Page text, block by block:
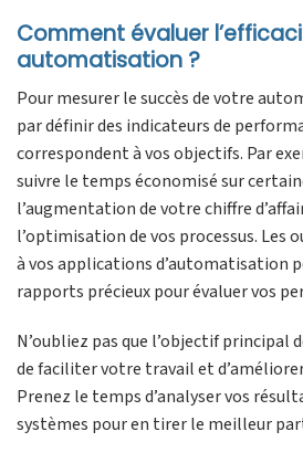
Comment évaluer
automatisation ?
Pour mesurer le succès de votre
par définir des indicateurs de
correspondent à vos objectifs. Par
suivre le temps économisé sur
l’augmentation de votre chiffre
l’optimisation de vos processus. Les
à vos applications d’automatisation
rapports précieux pour évaluer vos
N’oubliez pas que l’objectif principal
de faciliter votre travail et
Prenez le temps d’analyser vos
systèmes pour en tirer le meilleur